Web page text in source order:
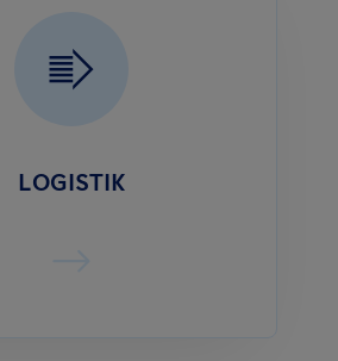
LOGISTIK